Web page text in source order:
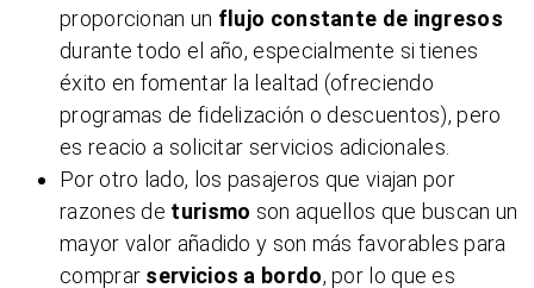
proporcionan un flujo constante de ingresos
durante todo el año, especialmente si tienes
éxito en fomentar la lealtad (ofreciendo
programas de fidelización o descuentos), pero
es reacio a solicitar servicios adicionales.
Por otro lado, los pasajeros que viajan por
razones de turismo son aquellos que buscan un
mayor valor añadido y son más favorables para
comprar servicios a bordo, por lo que es